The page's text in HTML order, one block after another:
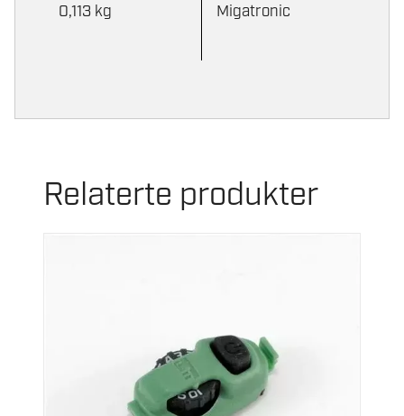
0,113 kg
Migatronic
Relaterte produkter